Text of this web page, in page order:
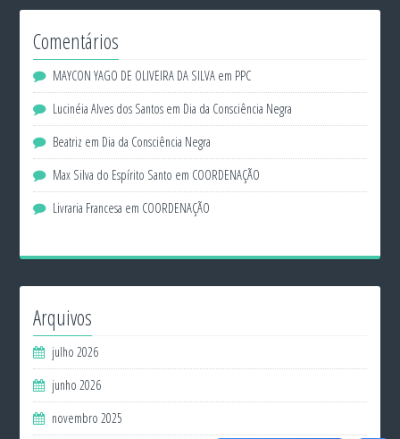
Comentários
MAYCON YAGO DE OLIVEIRA DA SILVA em PPC
Lucinéia Alves dos Santos em Dia da Consciência Negra
Beatriz em Dia da Consciência Negra
Max Silva do Espírito Santo em COORDENAÇÃO
Livraria Francesa em COORDENAÇÃO
Arquivos
julho 2026
junho 2026
novembro 2025